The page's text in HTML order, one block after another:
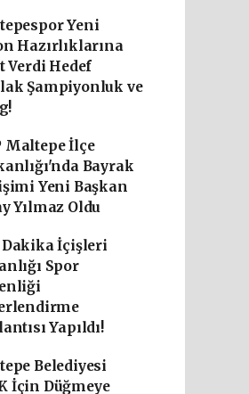
Yeni
Hazırlıklarına
Verdi Hedef
Şampiyonluk ve
Maltepe İlçe
Bayrak
Yeni Başkan
Yılmaz Oldu
Dakika İçişleri
Spor
Yapıldı!
Belediyesi
İçin Düğmeye